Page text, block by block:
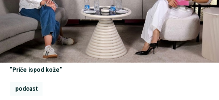
"Priče ispod kože"
podcast